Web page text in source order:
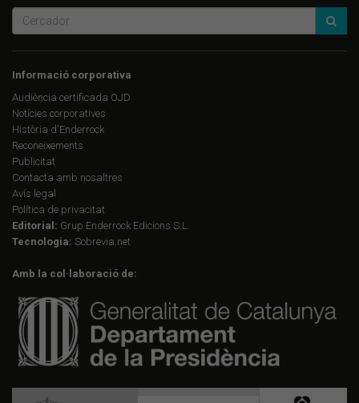
Informació corporativa
Audiència certificada OJD
Notícies corporatives
Història d'Enderrock
Reconeixements
Publicitat
Contacta amb nosaltres
Avís legal
Política de privacitat
Editorial: Grup Enderrock Edicions S.L.
Tecnologia: Sobrevia.net
Amb la col·laboració de: